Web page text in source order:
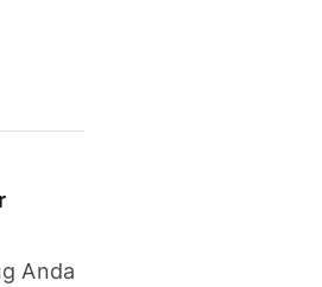
Anda